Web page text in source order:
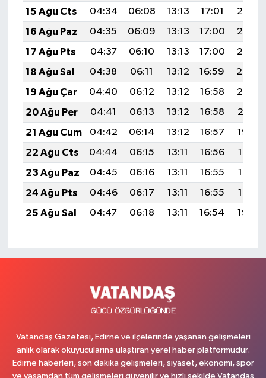
15 Ağu Cts
04:34 06:08 13:13 17:01
20:08
16 Ağu Paz
04:35 06:09 13:13 17:00
20:06
17 Ağu Pts
04:37 06:10 13:13 17:00
20:05
18 Ağu Sal
04:38 06:11 13:12 16:59
20:04
19 Ağu Çar
04:40 06:12 13:12 16:58
20:02
20 Ağu Per
04:41 06:13 13:12 16:58
20:01
21 Ağu Cum
04:42 06:14 13:12 16:57
19:59
22 Ağu Cts
04:44 06:15 13:11 16:56
19:58
23 Ağu Paz
04:45 06:16 13:11 16:55
19:57
24 Ağu Pts
04:46 06:17 13:11 16:55
19:55
25 Ağu Sal
04:47 06:18 13:11 16:54 19:54
Vatandaş Gazetesi, Edirne ve ilçelerinde yaşanan gelişmeleri
anlık olarak okuyucularına ulaştıran yerel haber platformudur.
Edirne haberleri, son dakika gelişmeleri, siyaset, ekonomi, spor
ve yaşamdan tüm gelişmeleri güvenilir ve hızlı şekilde Vatandaş